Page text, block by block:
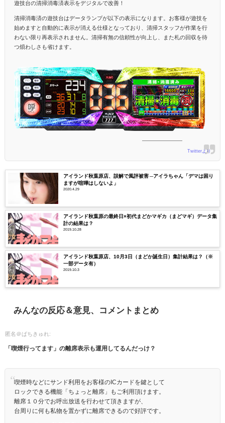
遊技台の清掃消毒済表示をデジタルで改善！
清掃消毒済の遊技台はデータランプが以下の表示になります。お客様が遊技を
始めますと自動的に表示が消える仕様となっており、清掃スタッフが作業を行
わない限り再表示されません。清掃有無の信頼性が向上し、また札の回収を待
つ煩わしさも省けます。
Twitterより
アイランド秋葉原店、誤解で風評被害 ─アイラちゃん「デマは困り
ますが喧嘩はしないよ」
2020.4.29
アイランド秋葉原の最終日×初代まどかマギカ（まどマギ）データ集
計の結果は？
2019.10.28
アイランド秋葉原店、10月3日（まどか誕生日）集計結果は？（※
一部データ有）
2019.10.3
みんなの反応＆意見、コメントまとめ
匿名＠ぱちきゅれ:
「喫煙行ってます」の離席表示も運用してるんだっけ？
喫煙時などにサンド利用をお客様のICカードを鍵として
ロックできる機能「ちょっと離席」もご利用頂けます。
離席１０分でお呼出放送を行わせて頂きますが、
台周りに何も私物を置かずに離席できるので好評です。